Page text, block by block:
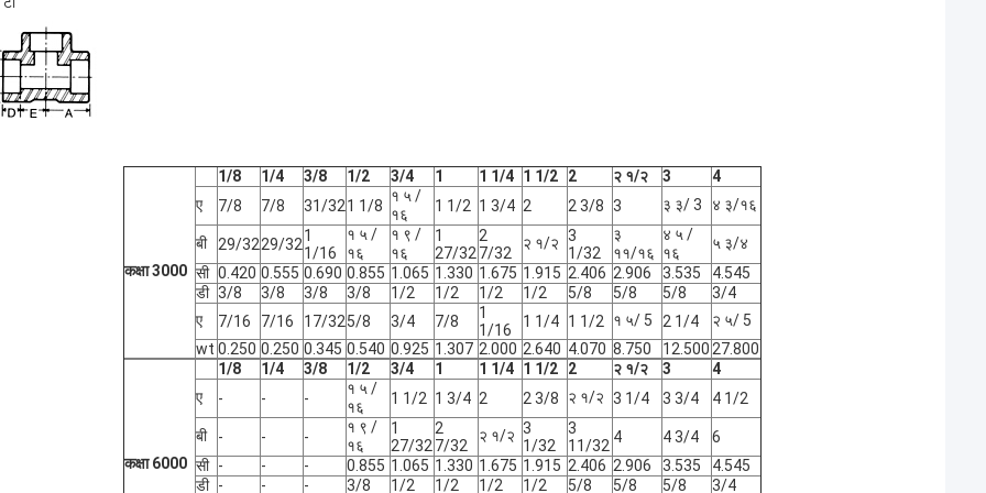
कक्षा 3000
1/8 1/4 3/8 1/2 3/4 1 1 1/4 1 1/2 2 २ १/२ 3
4
ए
7/8 7/8 31/321 1/8
१ ५ /
१६
1 1/2 1 3/4 2 2 3/8 3 ३ ३/ 3 ४ ३/१६
बी 29/3229/321
1/16
१ ५ /
१६
१ ९ /
१६
1
27/32
2
7/32
२ १/२ 3
1/32
३
११/१६
४ ५ /
१६
५ ३/४
सी 0.420 0.555 0.690 0.855 1.065 1.330 1.675 1.915 2.406 2.906 3.535
4.545
डी 3/8 3/8 3/8 3/8 1/2 1/2 1/2 1/2 5/8 5/8 5/8
3/4
ए
7/16 7/16 17/325/8 3/4 7/8
1
1/16
1 1/4 1 1/2 १ ५/ 5 2 1/4
२ ५/ 5
wt 0.250 0.250 0.345 0.540 0.925 1.307 2.000 2.640 4.070 8.750 12.500 27.800
कक्षा 6000
1/8 1/4 3/8 1/2 3/4 1 1 1/4 1 1/2 2 २ १/२ 3
4
ए
- - -
१ ५ /
१६
1 1/2 1 3/4 2 2 3/8 २ १/२ 3 1/4 3 3/4 4 1/2
बी - - -
१ ९ /
१६
1
27/32
2
7/32
२ १/२ 3
1/32
3
11/32 4 4 3/4
6
सी - - - 0.855 1.065 1.330 1.675 1.915 2.406 2.906 3.535
4.545
डी - - - 3/8 1/2 1/2 1/2 1/2 5/8 5/8 5/8 3/4